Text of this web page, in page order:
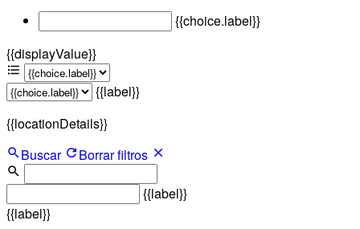
{{choice.label}}
{{displayValue}}
{{label}}
{{locationDetails}}
Buscar
Borrar filtros
{{label}}
{{label}}